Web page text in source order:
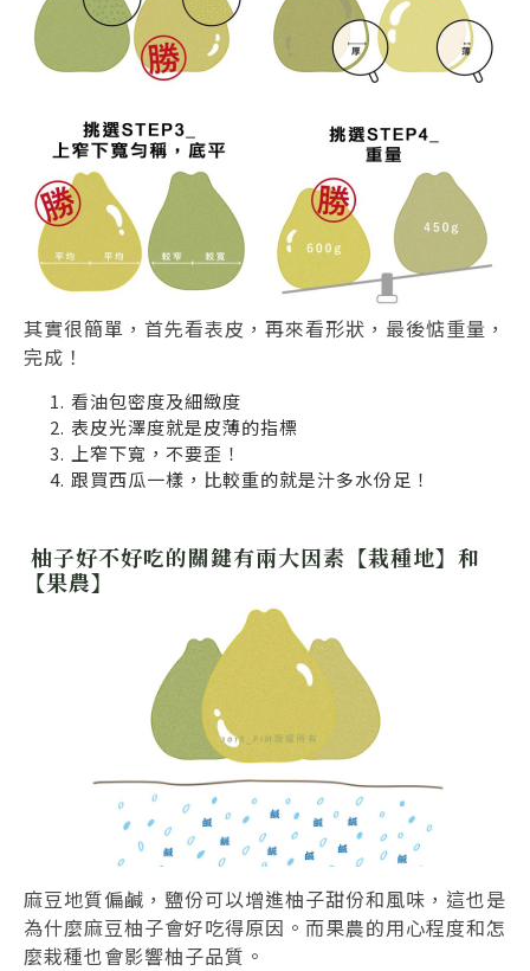
其實很簡單，首先看表皮，再來看形狀，最後惦重量，
完成！
看油包密度及細緻度
表皮光澤度就是皮薄的指標
上窄下寬，不要歪！
跟買西瓜一樣，比較重的就是汁多水份足！
柚子好不好吃的關鍵有兩大因素【栽種地】和
【果農】
麻豆地質偏鹹，鹽份可以增進柚子甜份和風味，這也是
為什麼麻豆柚子會好吃得原因。而果農的用心程度和怎
麼栽種也會影響柚子品質。